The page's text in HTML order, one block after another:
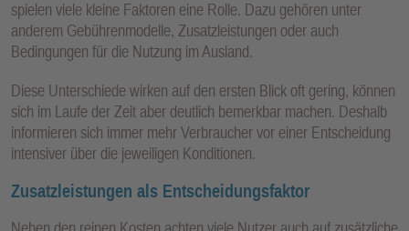
spielen viele kleine Faktoren eine Rolle. Dazu gehören unter
anderem Gebührenmodelle, Zusatzleistungen oder auch
Bedingungen für die Nutzung im Ausland.
Diese Unterschiede wirken auf den ersten Blick oft gering, können
sich im Laufe der Zeit aber deutlich bemerkbar machen. Deshalb
informieren sich immer mehr Verbraucher vor einer Entscheidung
intensiver über die jeweiligen Konditionen.
Zusatzleistungen als Entscheidungsfaktor